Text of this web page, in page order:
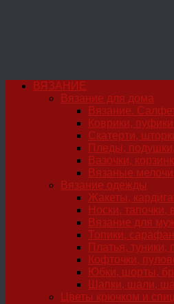
ВЯЗАНИЕ
Вязание для дома
Вязание.
Коврики,
Скатерти,
Пледы,
Вазочки,
Вязаные
Вязание одежды
Жакеты,
Носки, тапочки,
Вязание для
Топики,
Платья, туники,
Кофточки,
Юбки, шорты,
Шапки, шали,
Цветы крючком и